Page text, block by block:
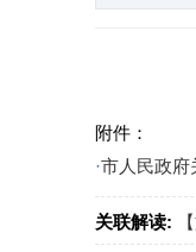
附件：
·市人民政府
关联解读: